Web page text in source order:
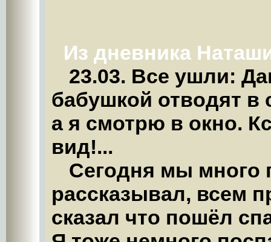
Из дневника
23.03. Все ушли:
бабушкой отводят в
а я смотрю в окно.
вид!...
Сегодня мы много
рассказывал, всем
сказал что пошёл